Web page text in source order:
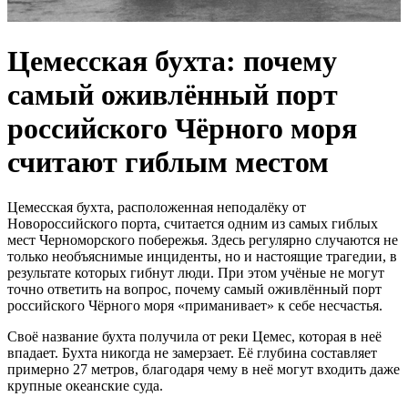
Цемесская бухта: почему
самый оживлённый порт
российского Чёрного моря
считают гиблым местом
Цемесская бухта, расположенная неподалёку от
Новороссийского порта, считается одним из самых гиблых
мест Черноморского побережья. Здесь регулярно случаются не
только необъяснимые инциденты, но и настоящие трагедии, в
результате которых гибнут люди. При этом учёные не могут
точно ответить на вопрос, почему самый оживлённый порт
российского Чёрного моря «приманивает» к себе несчастья.
Своё название бухта получила от реки Цемес, которая в неё
впадает. Бухта никогда не замерзает. Её глубина составляет
примерно 27 метров, благодаря чему в неё могут входить даже
крупные океанские суда.